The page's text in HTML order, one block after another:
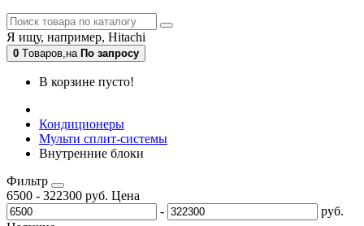
Я ищу, например, Hitachi
0 Tоваров,на По запросу
В корзине пусто!
Кондиционеры
Мульти сплит-системы
Внутренние блоки
Фильтр
6500 - 322300 руб. Цена
-
руб.